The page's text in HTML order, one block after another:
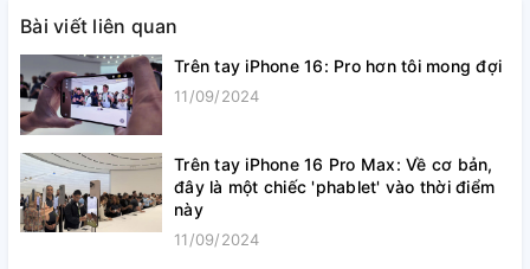
Bài viết liên quan
Trên tay iPhone 16: Pro hơn tôi mong đợi
11/09/2024
Trên tay iPhone 16 Pro Max: Về cơ bản,
đây là một chiếc 'phablet' vào thời điểm
này
11/09/2024